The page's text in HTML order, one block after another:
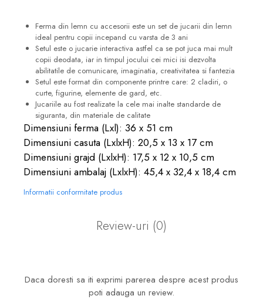
Ferma din lemn cu accesorii este un set de jucarii din lemn
ideal pentru copii incepand cu varsta de 3 ani
Setul este o jucarie interactiva astfel ca se pot juca mai mult
copii deodata, iar in timpul jocului cei mici isi dezvolta
abilitatile de comunicare, imaginatia, creativitatea si fantezia
Setul este format din componente printre care: 2 cladiri, o
curte, figurine, elemente de gard, etc.
Jucariile au fost realizate la cele mai inalte standarde de
siguranta, din materiale de calitate
Dimensiuni ferma (Lxl): 36 x 51 cm
Dimensiuni casuta (LxlxH): 20,5 x 13 x 17 cm
Dimensiuni grajd (LxlxH): 17,5 x 12 x 10,5 cm
Dimensiuni ambalaj (LxlxH): 45,4 x 32,4 x 18,4 cm
Informatii conformitate produs
Review-uri (0)
Daca doresti sa iti exprimi parerea despre acest produs
poti adauga un review.